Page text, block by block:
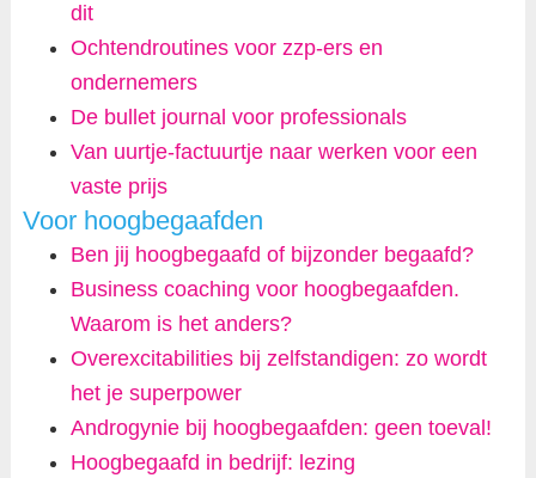
dit
Ochtendroutines voor zzp-ers en
ondernemers
De bullet journal voor professionals
Van uurtje-factuurtje naar werken voor een
vaste prijs
Voor hoogbegaafden
Ben jij hoogbegaafd of bijzonder begaafd?
Business coaching voor hoogbegaafden.
Waarom is het anders?
Overexcitabilities bij zelfstandigen: zo wordt
het je superpower
Androgynie bij hoogbegaafden: geen toeval!
Hoogbegaafd in bedrijf: lezing